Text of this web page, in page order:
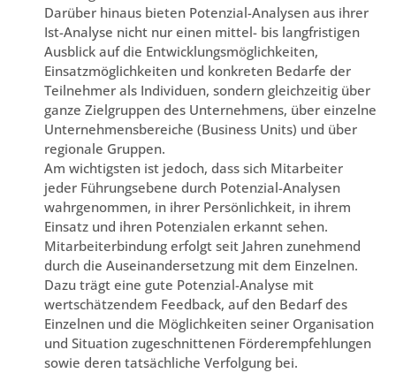
Darüber hinaus bieten Potenzial-Analysen aus ihrer
Ist-Analyse nicht nur einen mittel- bis langfristigen
Ausblick auf die Entwicklungsmöglichkeiten,
Einsatzmöglichkeiten und konkreten Bedarfe der
Teilnehmer als Individuen, sondern gleichzeitig über
ganze Zielgruppen des Unternehmens, über einzelne
Unternehmensbereiche (Business Units) und über
regionale Gruppen.
Am wichtigsten ist jedoch, dass sich Mitarbeiter
jeder Führungsebene durch Potenzial-Analysen
wahrgenommen, in ihrer Persönlichkeit, in ihrem
Einsatz und ihren Potenzialen erkannt sehen.
Mitarbeiterbindung erfolgt seit Jahren zunehmend
durch die Auseinandersetzung mit dem Einzelnen.
Dazu trägt eine gute Potenzial-Analyse mit
wertschätzendem Feedback, auf den Bedarf des
Einzelnen und die Möglichkeiten seiner Organisation
und Situation zugeschnittenen Förderempfehlungen
sowie deren tatsächliche Verfolgung bei.